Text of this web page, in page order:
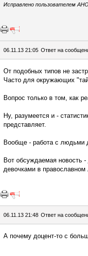
Исправлено пользователем
06.11.13 21:05 Ответ на
От подобных типов не
Часто для окружающих
Вопрос только в том, как
Ну, разумеется и -
представляет.
Вообще - работа с людьми
Вот обсуждаемая новость
девочками в православном
06.11.13 21:48 Ответ на
А почему доцент-то с